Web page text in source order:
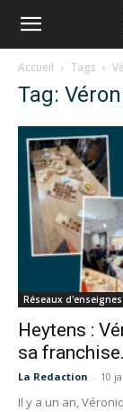
Accueil Tags
Tag:
Réseaux d'enseignes
Heytens :
sa
La Redaction - 10
Il y a un an,